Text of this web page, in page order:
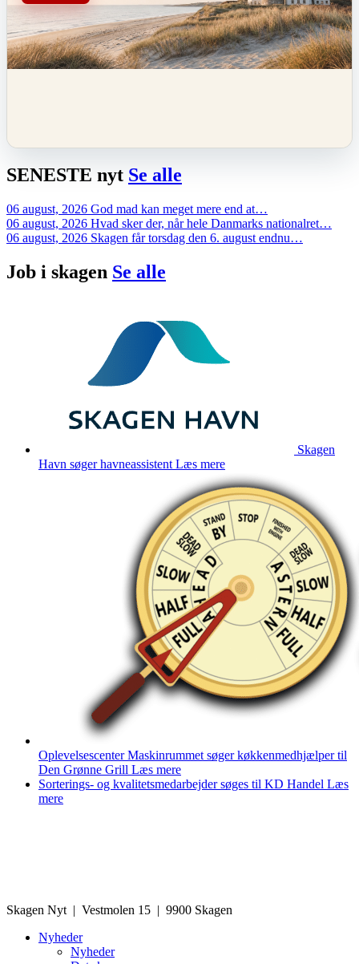
SENESTE nyt Se alle
06 august, 2026 God mad kan meget mere end at…
06 august, 2026 Hvad sker der, når hele Danmarks nationalret…
06 august, 2026 Skagen får torsdag den 6. august endnu…
Job i skagen Se alle
Skagen
Havn søger havneassistent Læs mere
Oplevelsescenter Maskinrummet søger køkkenmedhjælper til
Den Grønne Grill Læs mere
Sorterings- og kvalitetsmedarbejder søges til KD Handel Læs
mere
Skagen Nyt | Vestmolen 15 | 9900 Skagen
Nyheder
Nyheder